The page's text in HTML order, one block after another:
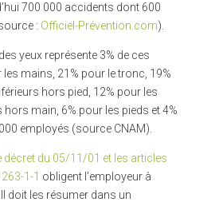
700 000 accidents dont 600
: Officiel-Prévention.com).
yeux représente 3% de ces
mains, 21% pour le tronc, 19%
hors pied, 12% pour les
main, 6% pour les pieds et 4%
employés (source CNAM).
décret du 05/11/01 et les articles
1-1 obligent l’employeur à
doit les résumer dans un